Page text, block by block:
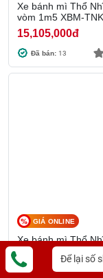
Xe bánh mì Thổ
vòm 1m5 XBM-
15,105,000đ
Đã bán: 13
GIÁ ONLINE
Xe bánh mì Thổ
vòm 2m XBM-
18,192,000 đ